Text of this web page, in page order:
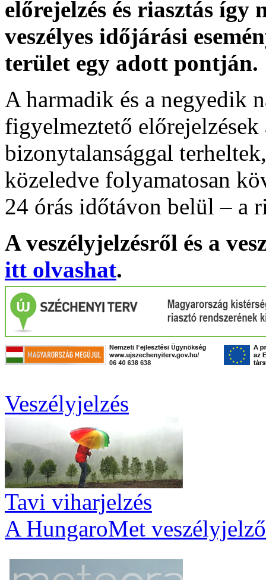
előrejelzés és riasztás
veszélyes időjárási
terület egy adott pontján.
A harmadik és a negyedik
figyelmeztető
bizonytalansággal
közeledve folyamatosan
24 órás időtávon belül – a
A veszélyjelzésről és a
itt olvashat.
Veszélyjelzés
Tavi viharjelzés
A HungaroMet